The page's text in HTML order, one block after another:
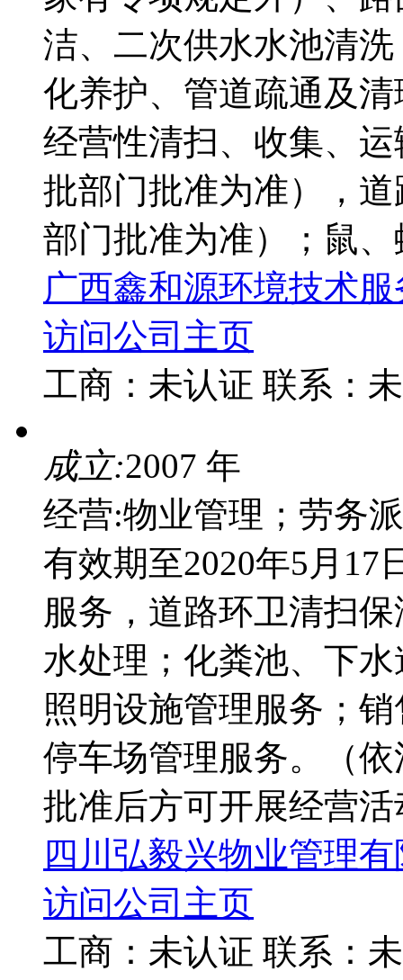
洁、二次供水水池清
化养护、管道疏通及
经营性清扫、收集、
批部门批准为准），
部门批准为准）；鼠
广西鑫和源环境技术
访问公司主页
工商： 未认证 联系：
成立:2007 年
经营:物业管理；劳务
有效期至2020年5月17
服务，道路环卫清扫
水处理；化粪池、下
照明设施管理服务；
停车场管理服务。（
批准后方可开展经营
四川弘毅兴物业管理
访问公司主页
工商： 未认证 联系：